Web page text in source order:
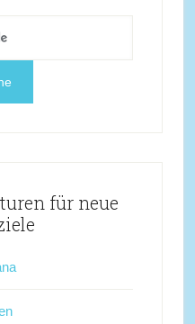
für neue